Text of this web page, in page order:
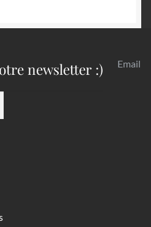
newsletter :) Email